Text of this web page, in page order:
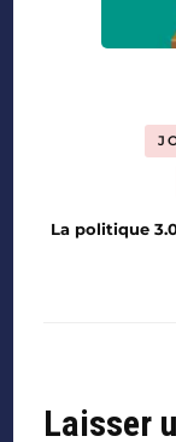
La politique
Laisser